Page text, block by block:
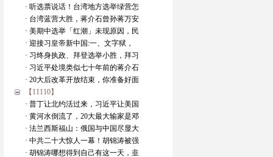
· 听选票说话！台湾地方选举绿营怎
· 台湾蓝营大胜，蒋介石曾孙蒋万安
· 美期中选举「红潮」未现原因，民
· 迎接习皇帝新中国:一、文字狱，
· 习终身执政、拜登选举小胜，拜习
· 习近平处境类似七十年前的蒋介石
· 20大后改革开放结束，你准备好面
【11110】
· 普丁让北约活过来，习近平让美国
· 黄河水倒流了，20大最大输家是邓
· 法兰西斯福山：俄国与中国尽显大
· 中共二十大惊人一幕！胡锦涛被强
· 胡锦涛哪想得到自己有这一天，韭